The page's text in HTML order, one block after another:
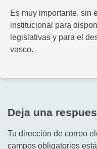
Es muy importante, sin
institucional para
legislativas y para el
vasco.
Deja una
Tu dirección de correo
campos obligatorios